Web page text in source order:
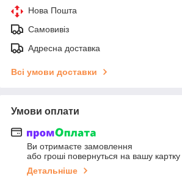
Нова Пошта
Самовивіз
Адресна доставка
Всі умови доставки
Умови оплати
Ви отримаєте замовлення
або гроші повернуться на вашу картку
Детальніше